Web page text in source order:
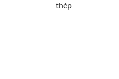
thép